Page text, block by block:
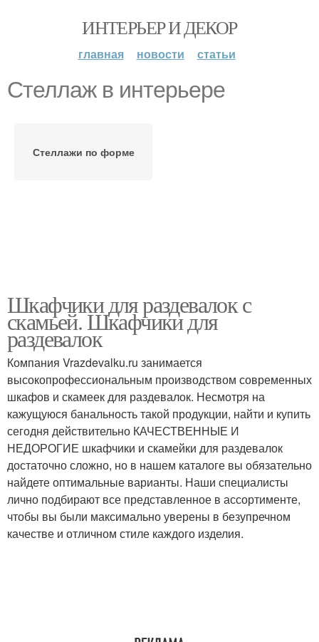
ИНТЕРЬЕР И ДЕКОР
главная новости статьи
Стеллаж в интерьере
Стеллажи по форме
Шкафчики для раздевалок с
скамьей. Шкафчики для
раздевалок
Компания Vrazdevalku.ru занимается
высокопрофессиональным производством современных
шкафов и скамеек для раздевалок. Несмотря на
кажущуюся банальность такой продукции, найти и купить
сегодня действительно КАЧЕСТВЕННЫЕ И
НЕДОРОГИЕ шкафчики и скамейки для раздевалок
достаточно сложно, но в нашем каталоге вы обязательно
найдете оптимальные варианты. Наши специалисты
лично подбирают все представленное в ассортименте,
чтобы вы были максимально уверены в безупречном
качестве и отличном стиле каждого изделия.